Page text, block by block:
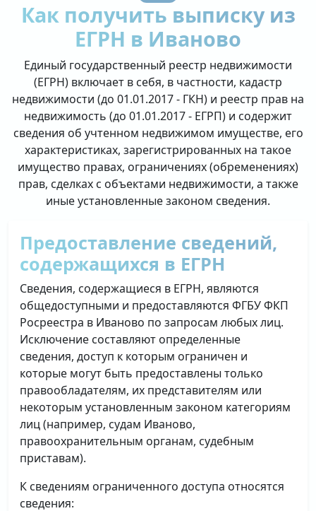
Как получить выписку из
ЕГРН в Иваново
Единый государственный реестр недвижимости
(ЕГРН) включает в себя, в частности, кадастр
недвижимости (до 01.01.2017 - ГКН) и реестр прав на
недвижимость (до 01.01.2017 - ЕГРП) и содержит
сведения об учтенном недвижимом имуществе, его
характеристиках, зарегистрированных на такое
имущество правах, ограничениях (обременениях)
прав, сделках с объектами недвижимости, а также
иные установленные законом сведения.
Предоставление сведений,
содержащихся в ЕГРН
Сведения, содержащиеся в ЕГРН, являются
общедоступными и предоставляются ФГБУ ФКП
Росреестра в Иваново по запросам любых лиц.
Исключение составляют определенные
сведения, доступ к которым ограничен и
которые могут быть предоставлены только
правообладателям, их представителям или
некоторым установленным законом категориям
лиц (например, судам Иваново,
правоохранительным органам, судебным
приставам).
К сведениям ограниченного доступа относятся
сведения: